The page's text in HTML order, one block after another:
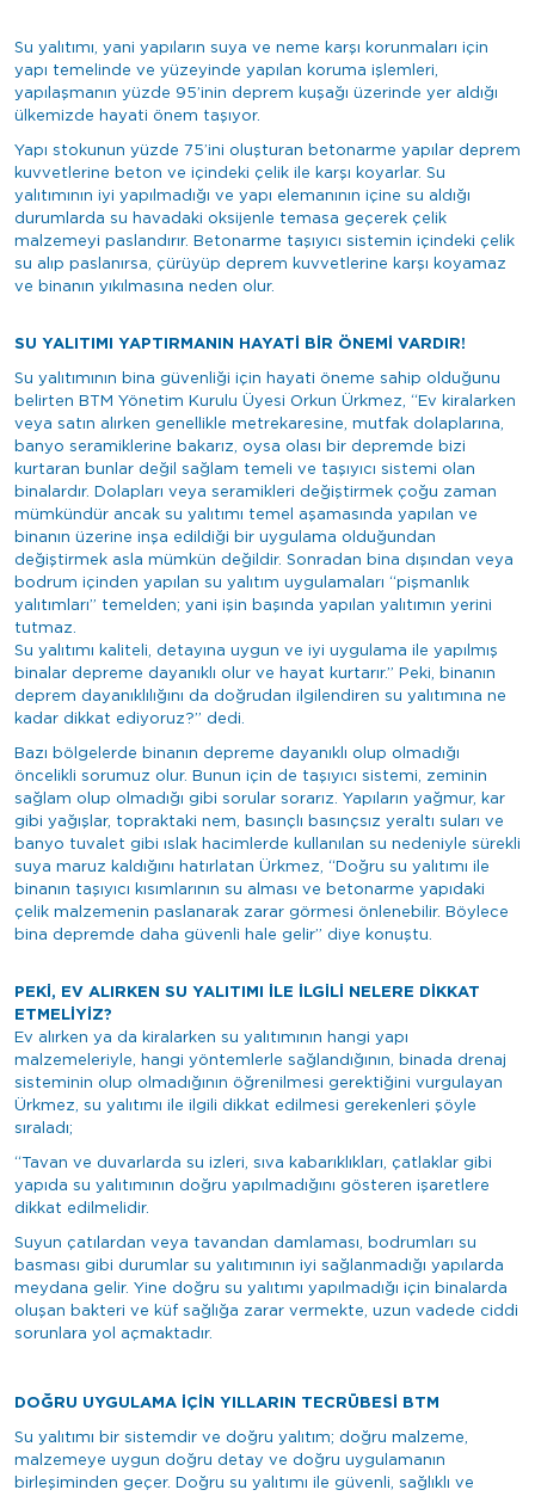
Su yalıtımı, yani yapıların suya ve neme karşı korunmaları için
yapı temelinde ve yüzeyinde yapılan koruma işlemleri,
yapılaşmanın yüzde 95’inin deprem kuşağı üzerinde yer aldığı
ülkemizde hayati önem taşıyor.
Yapı stokunun yüzde 75’ini oluşturan betonarme yapılar deprem
kuvvetlerine beton ve içindeki çelik ile karşı koyarlar. Su
yalıtımının iyi yapılmadığı ve yapı elemanının içine su aldığı
durumlarda su havadaki oksijenle temasa geçerek çelik
malzemeyi paslandırır. Betonarme taşıyıcı sistemin içindeki çelik
su alıp paslanırsa, çürüyüp deprem kuvvetlerine karşı koyamaz
ve binanın yıkılmasına neden olur.
SU YALITIMI YAPTIRMANIN HAYATİ BİR ÖNEMİ VARDIR!
Su yalıtımının bina güvenliği için hayati öneme sahip olduğunu
belirten BTM Yönetim Kurulu Üyesi Orkun Ürkmez, “Ev kiralarken
veya satın alırken genellikle metrekaresine, mutfak dolaplarına,
banyo seramiklerine bakarız, oysa olası bir depremde bizi
kurtaran bunlar değil sağlam temeli ve taşıyıcı sistemi olan
binalardır. Dolapları veya seramikleri değiştirmek çoğu zaman
mümkündür ancak su yalıtımı temel aşamasında yapılan ve
binanın üzerine inşa edildiği bir uygulama olduğundan
değiştirmek asla mümkün değildir. Sonradan bina dışından veya
bodrum içinden yapılan su yalıtım uygulamaları “pişmanlık
yalıtımları” temelden; yani işin başında yapılan yalıtımın yerini
tutmaz.
Su yalıtımı kaliteli, detayına uygun ve iyi uygulama ile yapılmış
binalar depreme dayanıklı olur ve hayat kurtarır.” Peki, binanın
deprem dayanıklılığını da doğrudan ilgilendiren su yalıtımına ne
kadar dikkat ediyoruz?” dedi.
Bazı bölgelerde binanın depreme dayanıklı olup olmadığı
öncelikli sorumuz olur. Bunun için de taşıyıcı sistemi, zeminin
sağlam olup olmadığı gibi sorular sorarız. Yapıların yağmur, kar
gibi yağışlar, topraktaki nem, basınçlı basınçsız yeraltı suları ve
banyo tuvalet gibi ıslak hacimlerde kullanılan su nedeniyle sürekli
suya maruz kaldığını hatırlatan Ürkmez, “Doğru su yalıtımı ile
binanın taşıyıcı kısımlarının su alması ve betonarme yapıdaki
çelik malzemenin paslanarak zarar görmesi önlenebilir. Böylece
bina depremde daha güvenli hale gelir” diye konuştu.
PEKİ, EV ALIRKEN SU YALITIMI İLE İLGİLİ NELERE DİKKAT
ETMELİYİZ?
Ev alırken ya da kiralarken su yalıtımının hangi yapı
malzemeleriyle, hangi yöntemlerle sağlandığının, binada drenaj
sisteminin olup olmadığının öğrenilmesi gerektiğini vurgulayan
Ürkmez, su yalıtımı ile ilgili dikkat edilmesi gerekenleri şöyle
sıraladı;
“Tavan ve duvarlarda su izleri, sıva kabarıklıkları, çatlaklar gibi
yapıda su yalıtımının doğru yapılmadığını gösteren işaretlere
dikkat edilmelidir.
Suyun çatılardan veya tavandan damlaması, bodrumları su
basması gibi durumlar su yalıtımının iyi sağlanmadığı yapılarda
meydana gelir. Yine doğru su yalıtımı yapılmadığı için binalarda
oluşan bakteri ve küf sağlığa zarar vermekte, uzun vadede ciddi
sorunlara yol açmaktadır.
DOĞRU UYGULAMA İÇİN YILLARIN TECRÜBESİ BTM
Su yalıtımı bir sistemdir ve doğru yalıtım; doğru malzeme,
malzemeye uygun doğru detay ve doğru uygulamanın
birleşiminden geçer. Doğru su yalıtımı ile güvenli, sağlıklı ve